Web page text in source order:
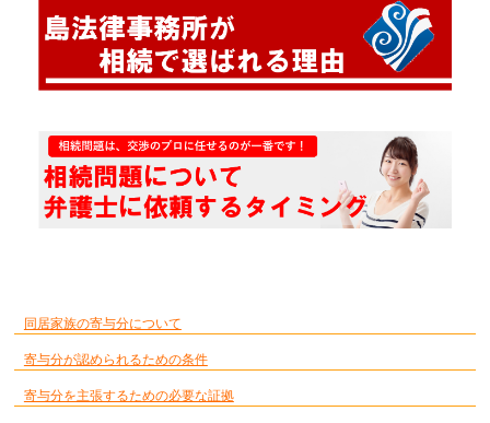
同居家族の寄与分について
寄与分が認められるための条件
寄与分を主張するための必要な証拠